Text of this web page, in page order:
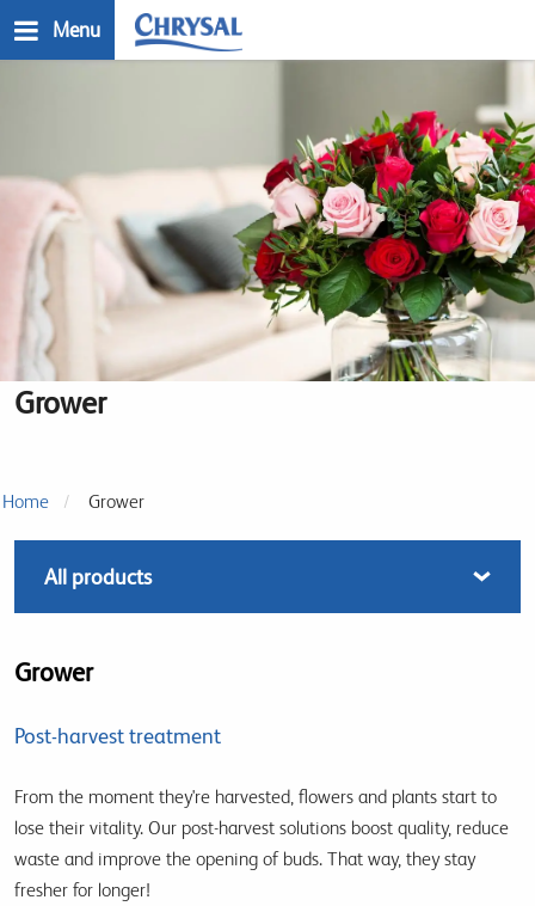
to
Menu
Grower
Home Grower
Grower
Post-harvest treatment
From the moment they're harvested, flowers and plants start to
lose their vitality. Our post-harvest solutions boost quality, reduce
waste and improve the opening of buds. That way, they stay
fresher for longer!